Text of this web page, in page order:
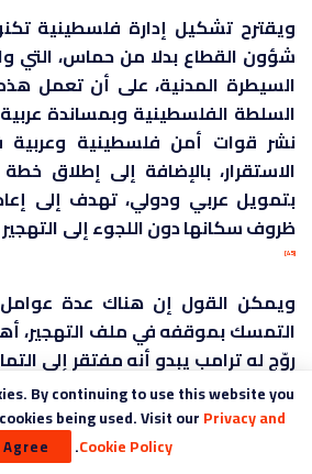
ويقترح تشكيل إدارة فلسطينية
شؤون القطاع بدلا من حماس، التي
السيطرة المدنية، على أن تعمل
السلطة الفلسطينية وبمساندة
نشر قوات أمن فلسطينية
الاستقرار، بالإضافة إلى إطلاق
بتمويل عربي ودولي، تهدف إلى
ظروف سكانها دون اللجوء إلى
[45]
ويمكن القول إن هناك عدة
التمسك بموقفه في ملف التهجير،
روّج له ترامب يبدو أنه مفتقر إلى
الإدارة الأمريكية، وأنه اتسم بطابع
عنه،[46]
بل ذهب البعض إلى حد
استراتيجي”، يهدف فقط للضغط
By continuing to use this website you
being used. Visit ourPrivacy and
Cookie Policy
.